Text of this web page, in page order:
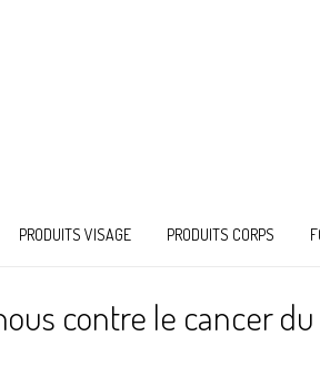
PRODUITS VISAGE PRODUITS CORPS
contre le cancer